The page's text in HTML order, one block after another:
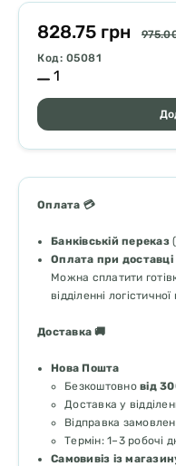
828.75 грн
Код: 05081
Оплата 💳
Банківській переказ
Оплата при доставці
Можна сплатити
відділенні
Доставка 🚚
Нова Пошта
Безкоштовно від
Доставка у
Відправка
Термін: 1–3 робочі
Самовивіз із